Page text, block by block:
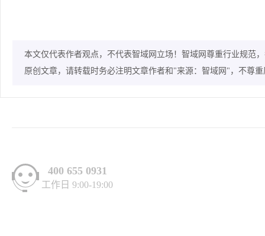
本文仅代表作者观点，不代表智域网立场！智域网尊重行业规范
原创文章，请转载时务必注明文章作者和"来源：智域网"，不尊
400 655 0931
工作日 9:00-19:00